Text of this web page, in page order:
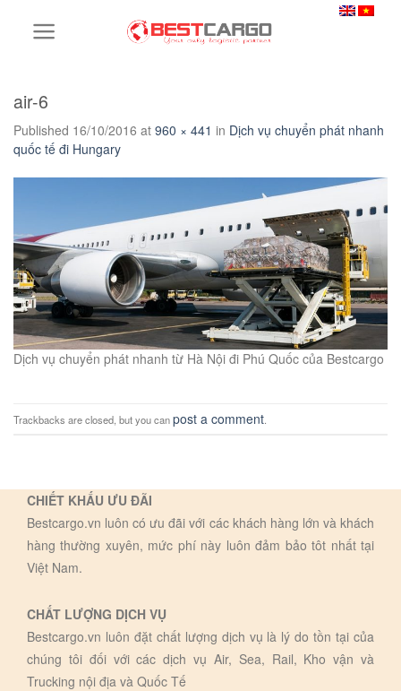
air-6
Published 16/10/2016 at 960 × 441 in Dịch vụ chuyển phát nhanh
quốc tế đi Hungary
Dịch vụ chuyển phát nhanh từ Hà Nội đi Phú Quốc của Bestcargo
Trackbacks are closed, but you canpost a comment
CHIẾT KHẤU ƯU ĐÃI
Bestcargo.vn luôn có ưu đãi với các khách hàng lớn và khách
hàng thường xuyên, mức phí này luôn đảm bảo tôt nhất tại
Việt Nam.
CHẤT LƯỢNG DỊCH VỤ
Bestcargo.vn luôn đặt chất lượng dịch vụ là lý do tồn tại của
chúng tôi đối với các dịch vụ Air, Sea, Rail, Kho vận và
Trucking nội địa và Quốc Tế